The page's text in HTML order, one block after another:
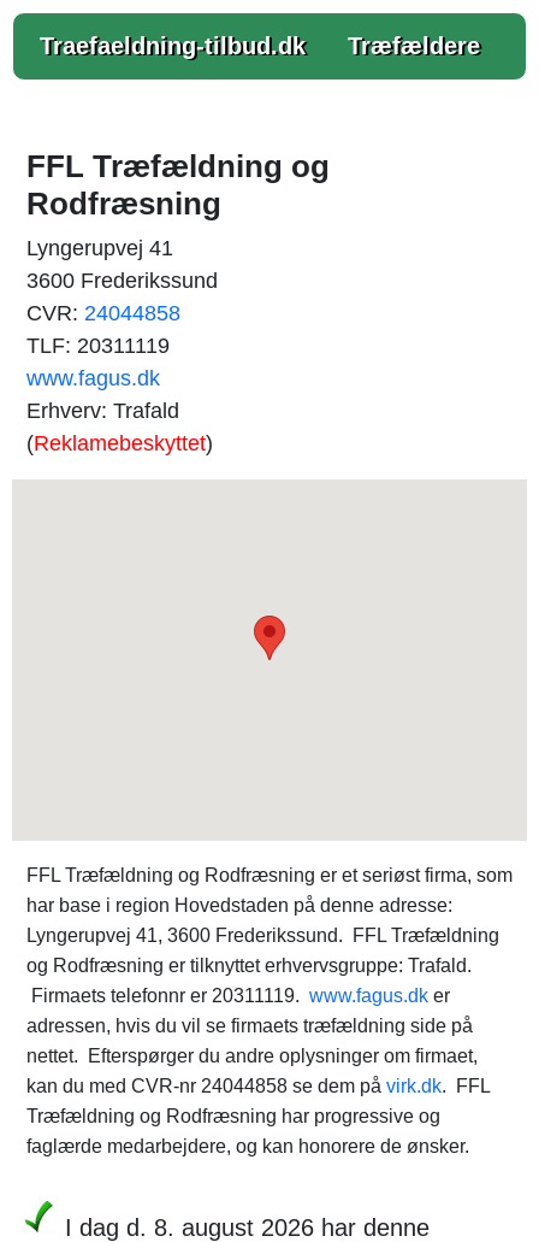
Traefaeldning-tilbud.dk Træfældere
FFL Træfældning og
Rodfræsning
Lyngerupvej 41
3600 Frederikssund
CVR: 24044858
TLF: 20311119
www.fagus.dk
Erhverv: Trafald
(Reklamebeskyttet)
FFL Træfældning og Rodfræsning er et seriøst firma, som
har base i region Hovedstaden på denne adresse:
Lyngerupvej 41, 3600 Frederikssund. FFL Træfældning
og Rodfræsning er tilknyttet erhvervsgruppe: Trafald.
Firmaets telefonnr er 20311119. www.fagus.dk er
adressen, hvis du vil se firmaets træfældning side på
nettet. Efterspørger du andre oplysninger om firmaet,
kan du med CVR-nr 24044858 se dem på virk.dk. FFL
Træfældning og Rodfræsning har progressive og
faglærde medarbejdere, og kan honorere de ønsker.
I dag d. 8. august 2026 har denne